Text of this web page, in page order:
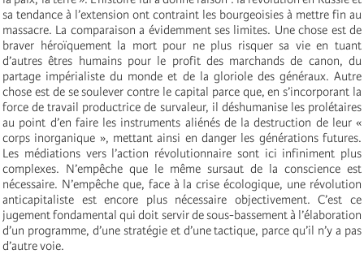
sa tendance à l’extension ont contraint les bourgeoisies à mettre fin au
massacre. La comparaison a évidemment ses limites. Une chose est de
braver héroïquement la mort pour ne plus risquer sa vie en tuant
d’autres êtres humains pour le profit des marchands de canon, du
partage impérialiste du monde et de la gloriole des généraux. Autre
chose est de se soulever contre le capital parce que, en s’incorporant la
force de travail productrice de survaleur, il déshumanise les prolétaires
au point d’en faire les instruments aliénés de la destruction de leur «
corps inorganique », mettant ainsi en danger les générations futures.
Les médiations vers l’action révolutionnaire sont ici infiniment plus
complexes. N’empêche que le même sursaut de la conscience est
nécessaire. N’empêche que, face à la crise écologique, une révolution
anticapitaliste est encore plus nécessaire objectivement. C’est ce
jugement fondamental qui doit servir de sous-bassement à l’élaboration
d’un programme, d’une stratégie et d’une tactique, parce qu’il n’y a pas
d’autre voie.